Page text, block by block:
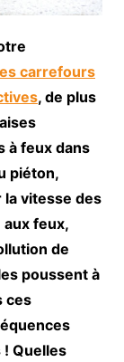
carrefours
, de plus
à feux dans
piéton,
vitesse des
aux feux,
de
poussent à
ces
Quelles